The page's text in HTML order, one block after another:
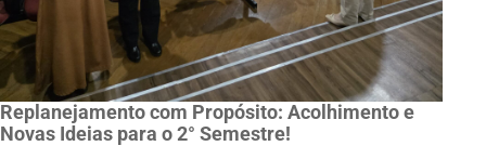
Replanejamento com Propósito: Acolhimento e
Novas Ideias para o 2° Semestre!